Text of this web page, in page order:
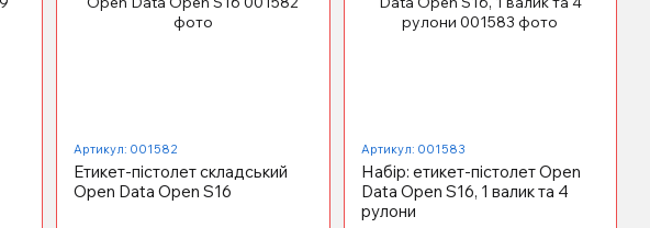
Артикул: 001582
Етикет-пістолет складський
Open Data Open S16
Артикул: 001583
Набір: етикет-пістолет Open
Data Open S16, 1 валик та 4
рулони